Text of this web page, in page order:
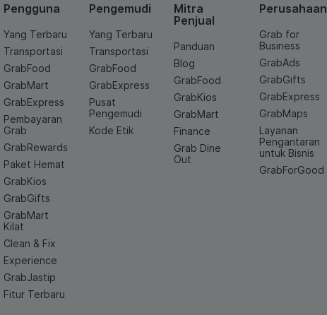
Pengguna
Yang Terbaru
Transportasi
GrabFood
GrabMart
GrabExpress
Pembayaran
Grab
GrabRewards
Paket Hemat
GrabKios
GrabGifts
GrabMart
Kilat
Clean & Fix
Experience
GrabJastip
Fitur Terbaru
Pengemudi
Yang Terbaru
Transportasi
GrabFood
GrabExpress
Pusat
Pengemudi
Kode Etik
Mitra
Penjual
Panduan
Blog
GrabFood
GrabKios
GrabMart
Finance
Grab Dine
Out
Perusahaan
Grab for
Business
GrabAds
GrabGifts
GrabExpress
GrabMaps
Layanan
Pengantaran
untuk Bisnis
GrabForGood